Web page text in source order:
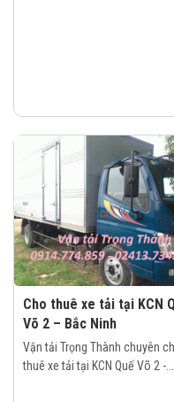
Cho thuê xe tải tại KCN
Võ 2 – Bắc Ninh
Vận tải Trọng Thành chuyên
thuê xe tải tại KCN Quế Võ 2 -...